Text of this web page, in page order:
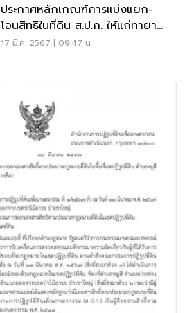
ประกาศหลักเกณฑ์การแบ่งแยก-
โอนสิทธิในที่ดิน ส.ป.ก. ให้แก่ทายาท
โดยธรรม
17 มี.ค. 2567 | 09:47 น.